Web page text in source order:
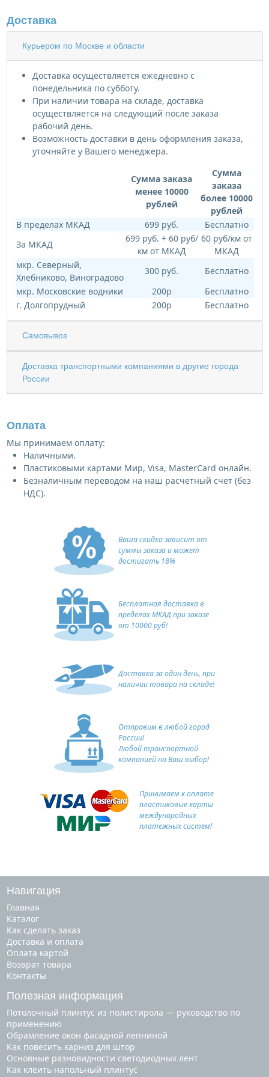
Доставка
Курьером по Москве и области
Доставка осуществляется ежедневно с
понедельника по субботу.
При наличии товара на складе, доставка
осуществляется на следующий после заказа
рабочий день.
Возможность доставки в день оформления заказа,
уточняйте у Вашего менеджера.
Сумма заказа
менее 10000
рублей
Сумма
заказа
более 10000
рублей
В пределах МКАД
699 руб.
Бесплатно
За МКАД
699 руб. + 60 руб/
км от МКАД
60 руб/км от
МКАД
мкр. Северный,
Хлебниково, Виноградово
300 руб.
Бесплатно
мкр. Московские водники
200р
Бесплатно
г. Долгопрудный
200р Бесплатно
Самовывоз
Доставка транспортными компаниями в другие города
России
Оплата
Мы принимаем оплату:
Наличными.
Пластиковыми картами Мир, Visa, MasterCard онлайн.
Безналичным переводом на наш расчетный счет (без
НДС).
Ваша скидка зависит от
суммы заказа и может
достигать 18%
Бесплатная доставка в
пределах МКАД при заказе
от 10000 руб!
Доставка за один день, при
наличии товара на складе!
Отправим в любой город
России!
Любой транспортной
компанией на Ваш выбор!
Принимаем к оплате
пластиковые карты
международных
платежных систем!
Навигация
Главная
Каталог
Как сделать заказ
Доставка и оплата
Оплата картой
Возврат товара
Контакты
Полезная информация
Потолочный плинтус из полистирола — руководство по
применению
Обрамление окон фасадной лепниной
Как повесить карниз для штор
Основные разновидности светодиодных лент
Как клеить напольный плинтус